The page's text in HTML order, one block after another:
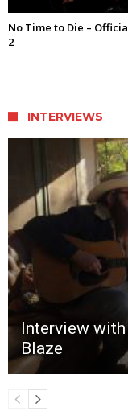
No Time to Die –
2
INTERVIEWS
Interview
Blaze